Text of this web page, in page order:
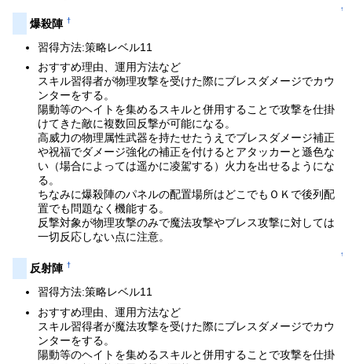
↑
爆殺陣 †
習得方法:策略レベル11
おすすめ理由、運用方法など
スキル習得者が物理攻撃を受けた際にブレスダメージでカウ
ンターをする。
陽動等のヘイトを集めるスキルと併用することで攻撃を仕掛
けてきた敵に複数回反撃が可能になる。
高威力の物理属性武器を持たせたうえでブレスダメージ補正
や祝福でダメージ強化の補正を付けるとアタッカーと遜色な
い（場合によっては遥かに凌駕する）火力を出せるようにな
る。
ちなみに爆殺陣のパネルの配置場所はどこでもＯＫで後列配
置でも問題なく機能する。
反撃対象が物理攻撃のみで魔法攻撃やブレス攻撃に対しては
一切反応しない点に注意。
↑
反射陣 †
習得方法:策略レベル11
おすすめ理由、運用方法など
スキル習得者が魔法攻撃を受けた際にブレスダメージでカウ
ンターをする。
陽動等のヘイトを集めるスキルと併用することで攻撃を仕掛